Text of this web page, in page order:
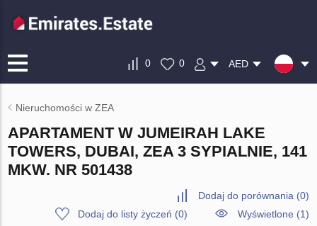
0 0 AED
Nieruchomości w ZEA
APARTAMENT W JUMEIRAH LAKE
TOWERS, DUBAI, ZEA 3 SYPIALNIE, 141
MKW. NR 501438
Dodaj do porównania (0)
Dodaj do listy życzeń (0)
Wyświetlone (1)